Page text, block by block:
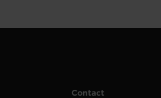
Contact